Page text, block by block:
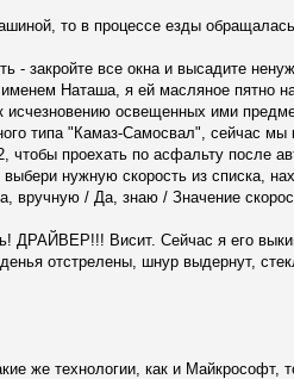
то в процессе езды
- закройте все окна и высадите
Наташа, я ей масляное пятно
освещенных ими
типа "Камаз-Самосвал", сейчас
чтобы проехать по асфальту после
выбери нужную скорость из списка,
вручную / Да, знаю / Значение
ДРАЙВЕР!!! Висит. Сейчас я его
отстрелены, шнур выдернут,
же технологии, как и Майкрософт,